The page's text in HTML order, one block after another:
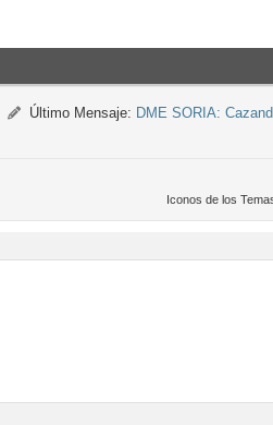
Último Mensaje: DME SORIA:
Iconos de los